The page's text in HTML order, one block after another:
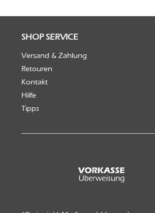
SHOP SERVICE
Versand & Zahlung
Retouren
Kontakt
Hilfe
Tipps